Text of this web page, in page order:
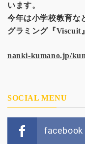
います。
今年は小学校教育な
グラミング『Viscuit
nanki-kumano.jp/
SOCIAL MENU
facebook